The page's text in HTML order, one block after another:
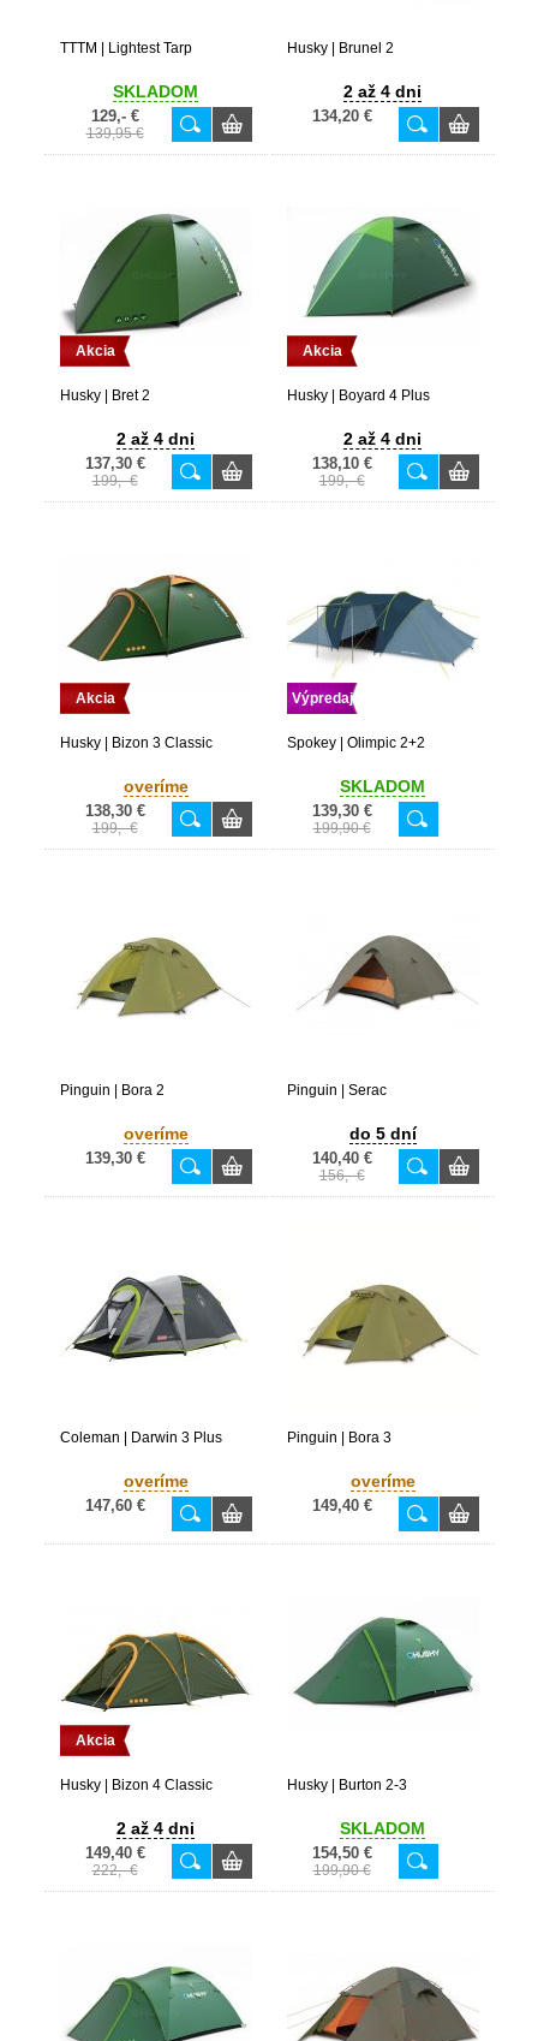
TTTM | Lightest Tarp
SKLADOM
129,- €
139,95 €
Husky | Brunel 2
2 až 4 dni
134,20 €
Akcia
Husky | Bret 2
2 až 4 dni
137,30 €
199,- €
Akcia
Husky | Boyard 4 Plus
2 až 4 dni
138,10 €
199,- €
Akcia
Husky | Bizon 3 Classic
overíme
138,30 €
199,- €
Výpredaj
Spokey | Olimpic 2+2
SKLADOM
139,30 €
199,90 €
Pinguin | Bora 2
overíme
139,30 €
Pinguin | Serac
do 5 dní
140,40 €
156,- €
Coleman | Darwin 3 Plus
overíme
147,60 €
Pinguin | Bora 3
overíme
149,40 €
Akcia
Husky | Bizon 4 Classic
2 až 4 dni
149,40 €
222,- €
Husky | Burton 2-3
SKLADOM
154,50 €
199,90 €